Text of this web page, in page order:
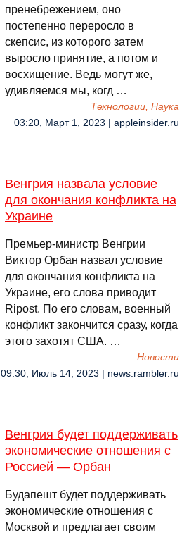
пренебрежением, оно
постепенно переросло в
скепсис, из которого затем
выросло принятие, а потом и
восхищение. Ведь могут же,
удивляемся мы, когд …
Технологии, Наука
03:20, Март 1, 2023 | appleinsider.ru
Венгрия назвала условие
для окончания конфликта на
Украине
Премьер-министр Венгрии
Виктор Орбан назвал условие
для окончания конфликта на
Украине, его слова приводит
Ripost. По его словам, военный
конфликт закончится сразу, когда
этого захотят США. …
Новости
09:30, Июль 14, 2023 | news.rambler.ru
Венгрия будет поддерживать
экономические отношения с
Россией — Орбан
Будапешт будет поддерживать
экономические отношения с
Москвой и предлагает своим